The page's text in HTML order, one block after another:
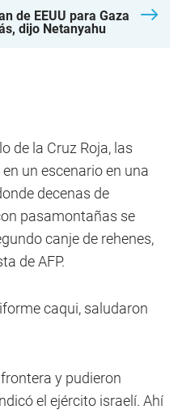
de EEUU para Gaza
dijo Netanyahu
de la Cruz Roja, las
un escenario en una
decenas de
pasamontañas se
canje de rehenes,
de AFP.
caqui, saludaron
y pudieron
el ejército israelí. Ahí